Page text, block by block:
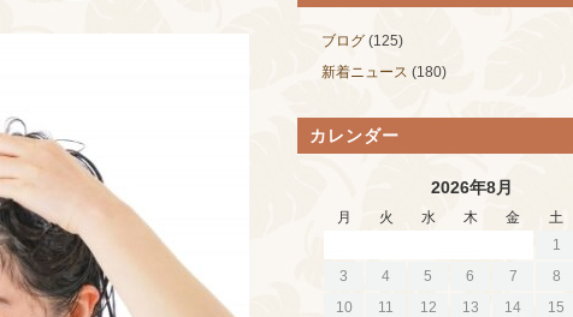
ブログ (125)
新着ニュース (180)
カレンダー
2026年8月
月 火 水 木 金 土
1
3
4 5 6 7 8
10
11 12 13 14 15